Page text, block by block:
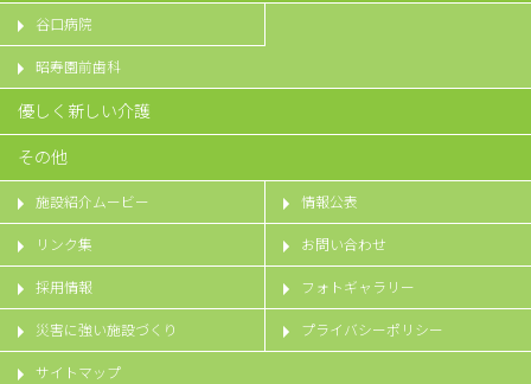
谷口病院
昭寿園前歯科
優しく新しい介護
その他
施設紹介ムービー
情報公表
リンク集
お問い合わせ
採用情報
フォトギャラリー
災害に強い施設づくり
プライバシーポリシー
サイトマップ